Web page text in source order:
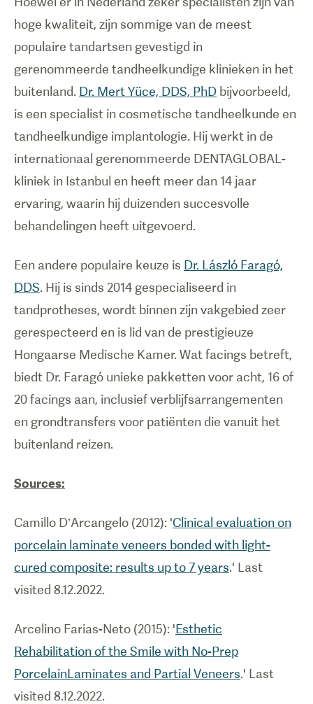
hoge kwaliteit, zijn sommige van de meest
populaire tandartsen gevestigd in
gerenommeerde tandheelkundige klinieken in het
buitenland. Dr. Mert Yüce, DDS, PhD bijvoorbeeld,
is een specialist in cosmetische tandheelkunde en
tandheelkundige implantologie. Hij werkt in de
internationaal gerenommeerde DENTAGLOBAL-
kliniek in Istanbul en heeft meer dan 14 jaar
ervaring, waarin hij duizenden succesvolle
behandelingen heeft uitgevoerd.
Een andere populaire keuze is Dr. László Faragó,
DDS. Hij is sinds 2014 gespecialiseerd in
tandprotheses, wordt binnen zijn vakgebied zeer
gerespecteerd en is lid van de prestigieuze
Hongaarse Medische Kamer. Wat facings betreft,
biedt Dr. Faragó unieke pakketten voor acht, 16 of
20 facings aan, inclusief verblijfsarrangementen
en grondtransfers voor patiënten die vanuit het
buitenland reizen.
Sources:
Camillo D’Arcangelo (2012): 'Clinical evaluation on
porcelain laminate veneers bonded with light-
cured composite: results up to 7 years.' Last
visited 8.12.2022.
Arcelino Farias-Neto (2015): 'Esthetic
Rehabilitation of the Smile with No-Prep
PorcelainLaminates and Partial Veneers.' Last
visited 8.12.2022.